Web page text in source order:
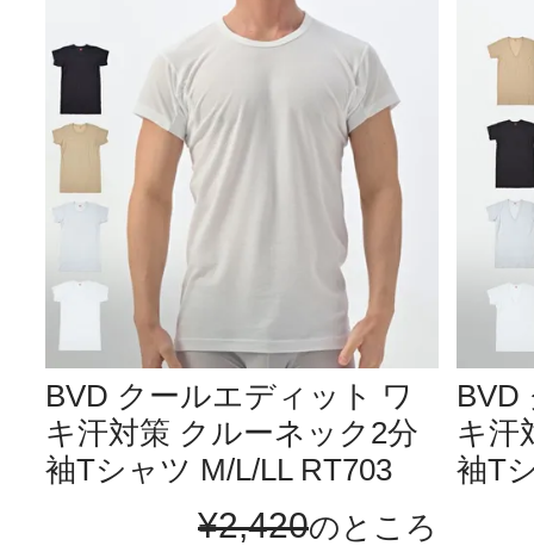
BVD クールエディット ワ
キ汗対策 クルーネック2分
袖Tシャツ M/L/LL RT703
¥2,420のところ
BVD
キ汗
袖T